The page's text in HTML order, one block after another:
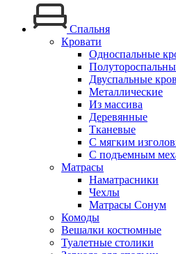
Спальня
Кровати
Односпальные
Двуспальные
Металлические
Из массива
Деревянные
Тканевые
С мягким
С подъемным
Матрасы
Наматрасники
Чехлы
Матрасы Сонум
Комоды
Вешалки костюмные
Туалетные столики